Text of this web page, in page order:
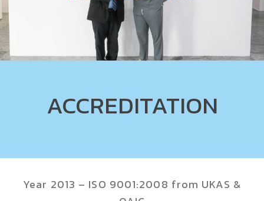
ACCREDITATION
Year 2013 – ISO 9001:2008 from UKAS &